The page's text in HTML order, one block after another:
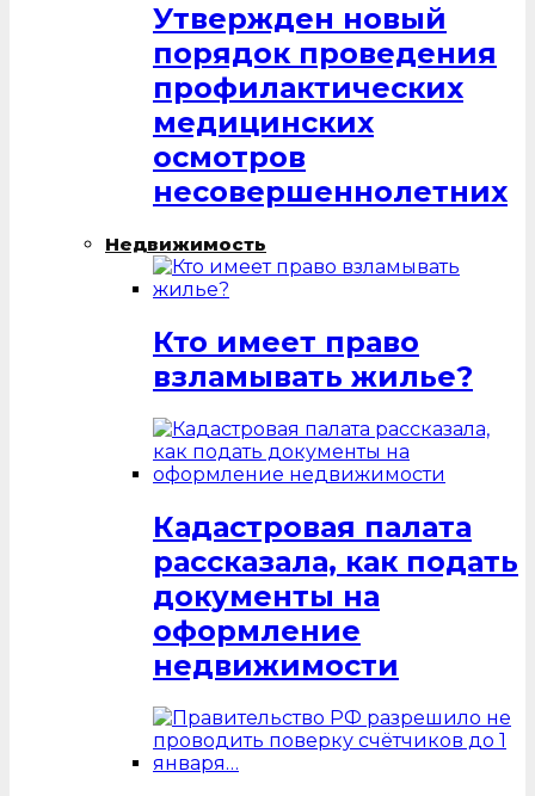
Утвержден новый
порядок проведения
профилактических
медицинских
осмотров
несовершеннолетних
Недвижимость
Кто имеет право
взламывать жилье?
Кадастровая палата
рассказала, как подать
документы на
оформление
недвижимости